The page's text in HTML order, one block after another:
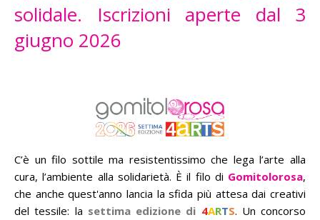
solidale. Iscrizioni aperte dal 3
giugno 2026
C’è un filo sottile ma resistentissimo che lega l’arte alla
cura, l’ambiente alla solidarietà. È il filo di Gomitolorosa,
che anche quest'anno lancia la sfida più attesa dai creativi
del tessile: la settima edizione di 4ARTS. Un concorso